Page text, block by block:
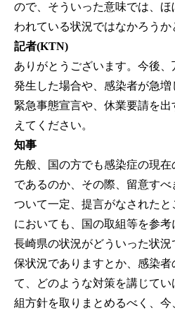
ので、そういった意味では、
われている状況ではなかろうか
記者(KTN)
ありがとうございます。今後
発生した場合や、感染者が急
緊急事態宣言や、休業要請を
えてください。
知事
先般、国の方でも感染症の現
であるのか、その際、留意す
ついて一定、提言がなされた
においても、国の取組等を参
長崎県の状況がどういった状
保状況でありますとか、感染者
て、どのような対策を講じて
組方針を取りまとめるべく、今